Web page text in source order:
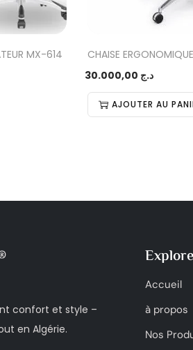
MX-614
CHAISE
د.ج
AJOUTER AU
confort et style –
en Algérie.
Accueil
à propos
Nos